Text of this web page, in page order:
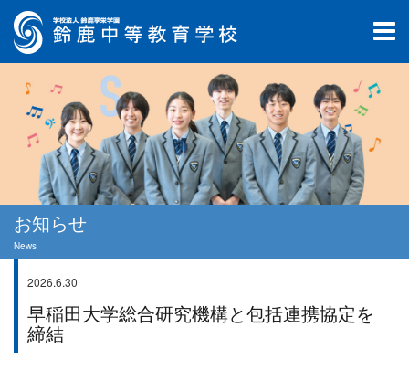
お知らせ
News
2026.6.30
早稲田大学総合研究機構と包括連携協定を
締結